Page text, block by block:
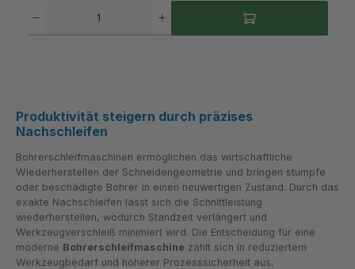
Produktivität steigern durch präzises
Nachschleifen
Bohrerschleifmaschinen ermöglichen das wirtschaftliche
Wiederherstellen der Schneidengeometrie und bringen stumpfe
oder beschädigte Bohrer in einen neuwertigen Zustand. Durch das
exakte Nachschleifen lässt sich die Schnittleistung
wiederherstellen, wodurch Standzeit verlängert und
Werkzeugverschleiß minimiert wird. Die Entscheidung für eine
moderne Bohrerschleifmaschine zahlt sich in reduziertem
Werkzeugbedarf und höherer Prozesssicherheit aus.